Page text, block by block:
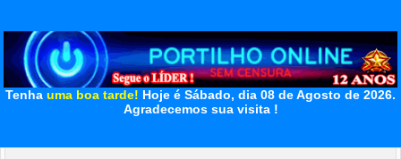
Tenha uma boa tarde! Hoje é Sábado, dia 08 de Agosto de 2026.
Agradecemos sua visita !